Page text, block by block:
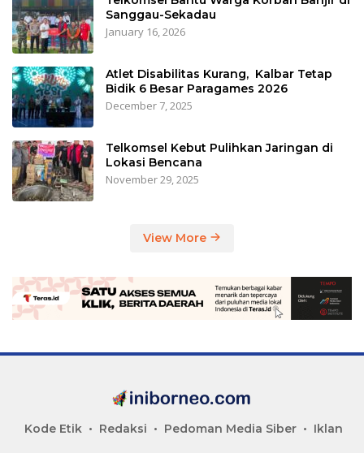
Sanggau-Sekadau
January 16, 2026
Atlet Disabilitas Kurang, Kalbar Tetap
Bidik 6 Besar Paragames 2026
December 7, 2025
Telkomsel Kebut Pulihkan Jaringan di
Lokasi Bencana
November 29, 2025
View More
Kode Etik Redaksi Pedoman Media Siber Iklan